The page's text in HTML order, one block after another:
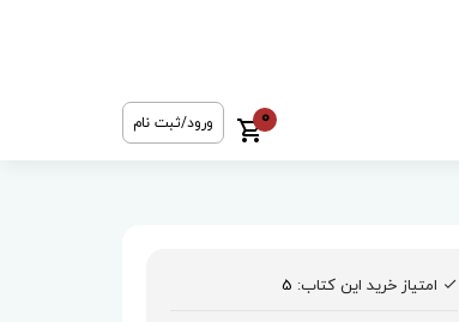
0 ورود/ثبت نام
امتیاز خرید این کتاب: 5